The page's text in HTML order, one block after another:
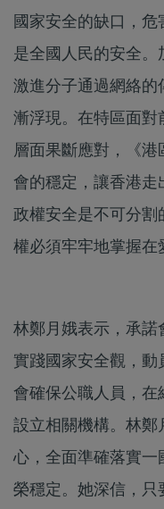
國家安全的缺口，
是全國人民的安全
激進分子通過網絡的
漸浮現。在特區面對
層面果斷應對，《
會的穩定，讓香港走
政權安全是不可分
權必須牢牢地掌握在
林鄭月娥表示，承諾
實踐國家安全觀，動
會確保公職人員，在
設立相關機構。林鄭
心，全面準確落實一
榮穩定。她深信，只